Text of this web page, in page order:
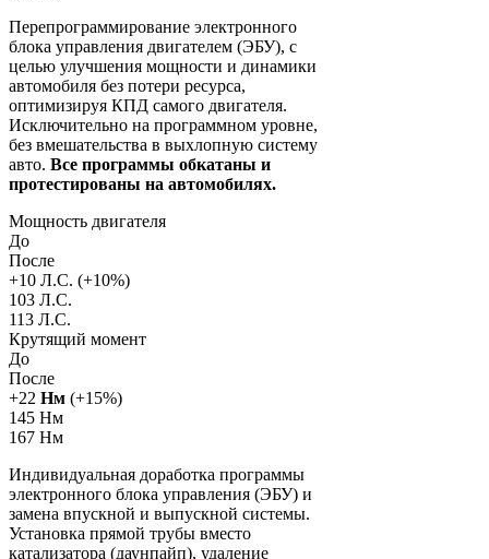
Перепрограммирование электронного
блока управления двигателем (ЭБУ), с
целью улучшения мощности и динамики
автомобиля без потери ресурса,
оптимизируя КПД самого двигателя.
Исключительно на программном уровне,
без вмешательства в выхлопную систему
авто. Все программы обкатаны и
протестированы на автомобилях.
Мощность двигателя
До
После
+10 Л.С. (+10%)
103 Л.С.
113 Л.С.
Крутящий момент
До
После
+22 Нм (+15%)
145 Нм
167 Нм
Индивидуальная доработка программы
электронного блока управления (ЭБУ) и
замена впускной и выпускной системы.
Установка прямой трубы вместо
катализатора (даунпайп), удаление